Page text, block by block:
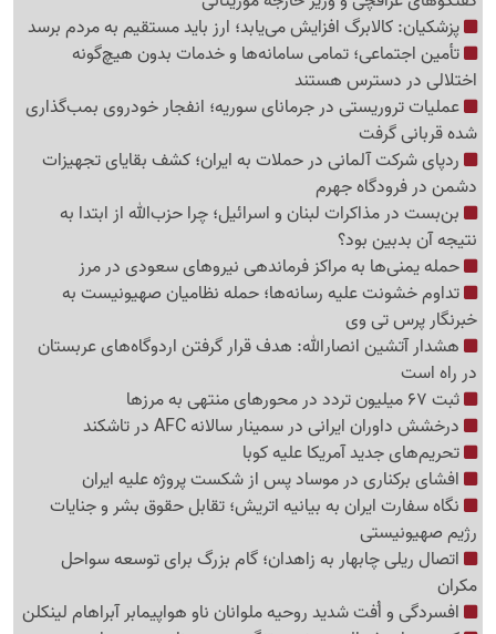
پزشکیان: کالابرگ افزایش می‌یابد؛ ارز باید مستقیم به مردم برسد
تأمین اجتماعی؛ تمامی سامانه‌ها و خدمات بدون هیچ‌گونه
اختلالی در دسترس هستند
عملیات تروریستی در جرمانای سوریه؛ انفجار خودروی بمب‌گذاری
شده قربانی گرفت
ردپای شرکت آلمانی در حملات به ایران؛ کشف بقایای تجهیزات
دشمن در فرودگاه جهرم
بن‌بست در مذاکرات لبنان و اسرائیل؛ چرا حزب‌الله از ابتدا به
نتیجه آن بدبین بود؟
حمله یمنی‌ها به مراکز فرماندهی نیروهای سعودی در مرز
تداوم خشونت علیه رسانه‌ها؛ حمله نظامیان صهیونیست به
خبرنگار پرس تی وی
هشدار آتشین انصارالله: هدف قرار گرفتن اردوگاه‌های عربستان
در راه است
ثبت 67 میلیون تردد در محورهای منتهی به مرزها
درخشش داوران ایرانی در سمینار سالانه AFC در تاشکند
تحریم‌های جدید آمریکا علیه کوبا
افشای برکناری در موساد پس از شکست پروژه علیه ایران
نگاه سفارت ایران به بیانیه اتریش؛ تقابل حقوق بشر و جنایات
رژیم صهیونیستی
اتصال ریلی چابهار به زاهدان؛ گام بزرگ برای توسعه سواحل
مکران
افسردگی و اُفت شدید روحیه ملوانان ناو هواپیمابر آبراهام لینکلن